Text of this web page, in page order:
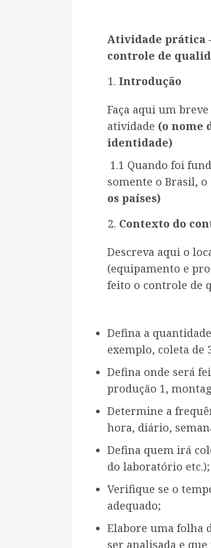
Atividade prática
controle de
Introdução
Faça aqui um
atividade (o nome
identidade)
1.1 Quando foi
somente o Brasil,
os países)
Contexto do
Descreva aqui o
(equipamento e
feito o controle de
Defina a
exemplo, coleta de
Defina onde será
produção 1,
Determine a
hora, diário,
Defina quem irá
do laboratório etc.);
Verifique se o
adequado;
Elabore uma folha
ser analisada e